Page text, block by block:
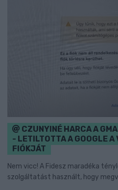
CZUNYINÉ HARCA A
- LETILTOTTA A GOOGLE A
FIÓKJÁT
Nem vicc! A Fidesz maradéka
szolgáltatást használt, hogy